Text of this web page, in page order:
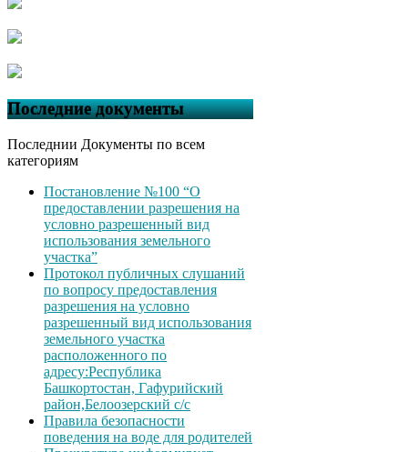
Последние документы
Последнии Документы по всем
категориям
Постановление №100 “О
предоставлении разрешения на
условно разрешенный вид
использования земельного
участка”
Протокол публичных слушаний
по вопросу предоставления
разрешения на условно
разрешенный вид использования
земельного участка
расположенного по
адресу:Республика
Башкортостан, Гафурийский
район,Белоозерский с/с
Правила безопасности
поведения на воде для родителей